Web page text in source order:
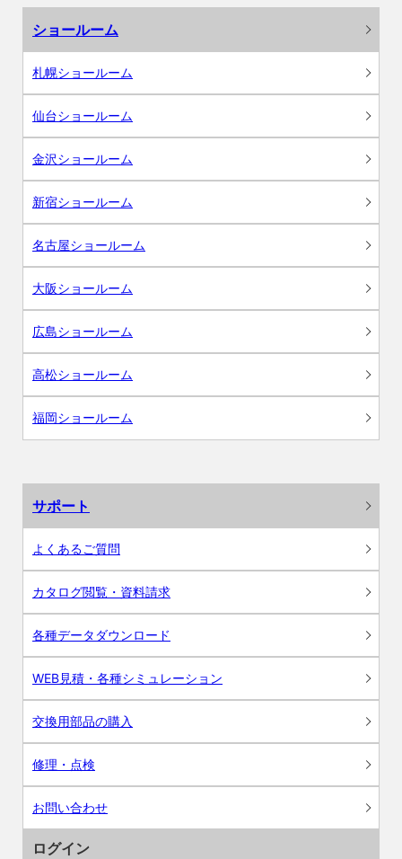
ショールーム
札幌ショールーム
仙台ショールーム
金沢ショールーム
新宿ショールーム
名古屋ショールーム
大阪ショールーム
広島ショールーム
高松ショールーム
福岡ショールーム
サポート
よくあるご質問
カタログ閲覧・資料請求
各種データダウンロード
WEB見積・各種シミュレーション
交換用部品の購入
修理・点検
お問い合わせ
ログイン